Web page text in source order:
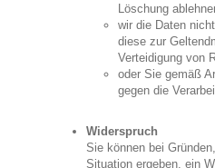
Löschung
wir die Daten
diese zur
Verteidigung von
oder Sie gemäß
gegen die
Widerspruch
Sie können bei
Situation ergeben, ein